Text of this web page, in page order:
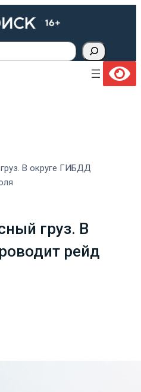
В округе ГИБДД
груз. В
рейд